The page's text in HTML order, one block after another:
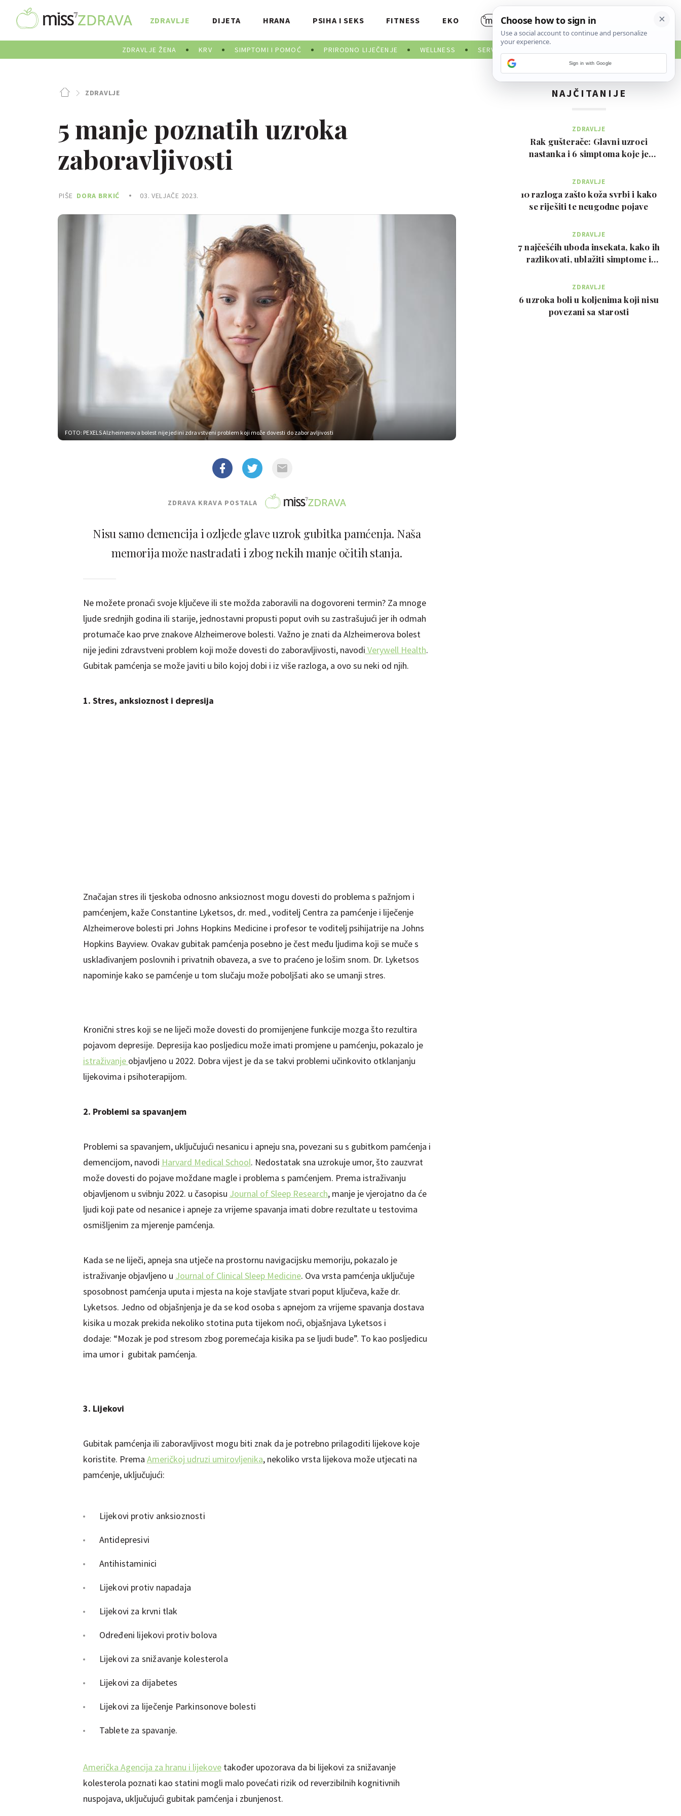
ZDRAVLJE
ZDRAVLJE ŽENA KRV SIMPTOMI I POMOĆ PRIRODNO LIJEČENJE WELLNESS SERVISNE INFORMACIJE
DIJETA HRANA PSIHA I SEKS FITNESS EKO
ZDRAVLJE
5 manje poznatih uzroka
zaboravljivosti
PIŠE DORA BRKIĆ 03. VELJAČE 2023.
FOTO: PEXELSAlzheimerova bolest nije jedini zdravstveni problem koji može dovesti do zaboravljivosti
ZDRAVA KRAVA POSTALA
Nisu samo demencija i ozljede glave uzrok gubitka pamćenja. Naša
memorija može nastradati i zbog nekih manje očitih stanja.
Ne možete pronaći svoje ključeve ili ste možda zaboravili na dogovoreni termin? Za mnoge
ljude srednjih godina ili starije, jednostavni propusti poput ovih su zastrašujući jer ih odmah
protumače kao prve znakove Alzheimerove bolesti. Važno je znati da Alzheimerova bolest
nije jedini zdravstveni problem koji može dovesti do zaboravljivosti, navodi Verywell Health.
Gubitak pamćenja se može javiti u bilo kojoj dobi i iz više razloga, a ovo su neki od njih.
1. Stres, anksioznost i depresija
Značajan stres ili tjeskoba odnosno anksioznost mogu dovesti do problema s pažnjom i
pamćenjem, kaže Constantine Lyketsos, dr. med., voditelj Centra za pamćenje i liječenje
Alzheimerove bolesti pri Johns Hopkins Medicine i profesor te voditelj psihijatrije na Johns
Hopkins Bayview. Ovakav gubitak pamćenja posebno je čest među ljudima koji se muče s
usklađivanjem poslovnih i privatnih obaveza, a sve to praćeno je lošim snom. Dr. Lyketsos
napominje kako se pamćenje u tom slučaju može poboljšati ako se umanji stres.
Kronični stres koji se ne liječi može dovesti do promijenjene funkcije mozga što rezultira
pojavom depresije. Depresija kao posljedicu može imati promjene u pamćenju, pokazalo je
istraživanje objavljeno u 2022. Dobra vijest je da se takvi problemi učinkovito otklanjanju
lijekovima i psihoterapijom.
2. Problemi sa spavanjem
Problemi sa spavanjem, uključujući nesanicu i apneju sna, povezani su s gubitkom pamćenja i
demencijom, navodi Harvard Medical School. Nedostatak sna uzrokuje umor, što zauzvrat
može dovesti do pojave moždane magle i problema s pamćenjem. Prema istraživanju
objavljenom u svibnju 2022. u časopisu Journal of Sleep Research, manje je vjerojatno da će
ljudi koji pate od nesanice i apneje za vrijeme spavanja imati dobre rezultate u testovima
osmišljenim za mjerenje pamćenja.
Kada se ne liječi, apneja sna utječe na prostornu navigacijsku memoriju, pokazalo je
istraživanje objavljeno u Journal of Clinical Sleep Medicine. Ova vrsta pamćenja uključuje
sposobnost pamćenja uputa i mjesta na koje stavljate stvari poput ključeva, kaže dr.
Lyketsos. Jedno od objašnjenja je da se kod osoba s apnejom za vrijeme spavanja dostava
kisika u mozak prekida nekoliko stotina puta tijekom noći, objašnjava Lyketsos i
dodaje: “Mozak je pod stresom zbog poremećaja kisika pa se ljudi bude”. To kao posljedicu
ima umor i gubitak pamćenja.
3. Lijekovi
Gubitak pamćenja ili zaboravljivost mogu biti znak da je potrebno prilagoditi lijekove koje
koristite. Prema Američkoj udruzi umirovljenika, nekoliko vrsta lijekova može utjecati na
pamćenje, uključujući:
Lijekovi protiv anksioznosti
Antidepresivi
Antihistaminici
Lijekovi protiv napadaja
Lijekovi za krvni tlak
Određeni lijekovi protiv bolova
Lijekovi za snižavanje kolesterola
Lijekovi za dijabetes
Lijekovi za liječenje Parkinsonove bolesti
Tablete za spavanje.
Američka Agencija za hranu i lijekovetakođer upozorava da bi lijekovi za snižavanje
kolesterola poznati kao statini mogli malo povećati rizik od reverzibilnih kognitivnih
nuspojava, uključujući gubitak pamćenja i zbunjenost.
NAJČITANIJE
ZDRAVLJE
Rak gušterače: Glavni uzroci
nastanka i 6 simptoma koje je
ZDRAVLJE
10 razloga zašto koža svrbi i kako
se riješiti te neugodne pojave
ZDRAVLJE
7 najčešćih uboda insekata, kako ih
razlikovati, ublažiti simptome i
ZDRAVLJE
6 uzroka boli u koljenima koji nisu
povezani sa starosti
Sign in with Google